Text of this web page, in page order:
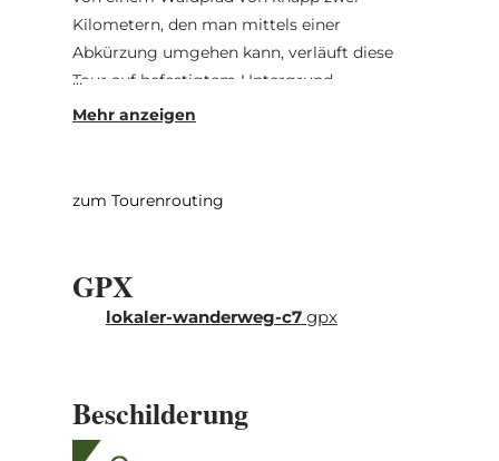
Kilometern, den man mittels einer
Abkürzung umgehen kann, verläuft diese
Tour auf befestigtem Untergrund.
Bürgersteige und Feldwege sind zumeist
ist eine offene, gepflegte, landwirtschaftlich
Alroudeschhaff. Ab hier wandert man am
Rand einer wenig befahrenen Landstraße
zurück in die Ortschaft und zum
zum Tourenrouting
GPX
lokaler-wanderweg-c7gpx
Beschilderung